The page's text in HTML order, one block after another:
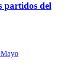
partidos del